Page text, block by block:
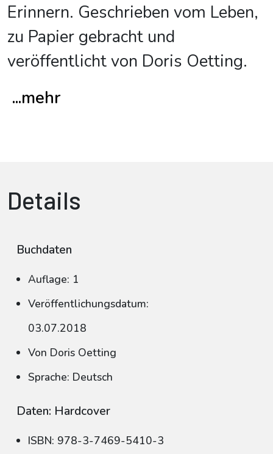
Erinnern. Geschrieben vom Leben,
zu Papier gebracht und
veröffentlicht von Doris Oetting.
...mehr
Details
Buchdaten
Auflage: 1
Veröffentlichungsdatum:
03.07.2018
Von Doris Oetting
Sprache: Deutsch
Daten: Hardcover
ISBN: 978-3-7469-5410-3